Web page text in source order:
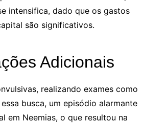
intensifica, dado que os gastos
são significativos.
Adicionais
realizando exames como
busca, um episódio alarmante
em Neemias, o que resultou na